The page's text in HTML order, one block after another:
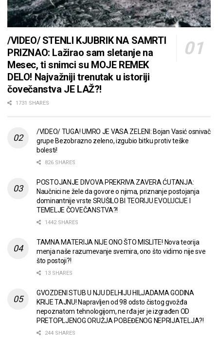
/VIDEO/ STENLI KJUBRIK NA SAMRTI
PRIZNAO: Lažirao sam sletanje na
Mesec, ti snimci su MOJE REMEK
DELO! Najvažniji trenutak u istoriji
čovečanstva JE LAŽ?!
1731 SHARES
/VIDEO/ TUGA! UMRO JE VASA ZELENI: Bojan Vasić osnivač
grupe Bezobrazno zeleno, izgubio bitku protiv teške
bolesti!
826 SHARES
POSTOJANJE DIVOVA PREKRIVA ZAVERA ĆUTANJA:
Naučnici ne žele da govore o njima, priznanje postojanja
dominantnije vrste SRUŠILO BI TEORIJU EVOLUCIJE I
TEMELJE ČOVEČANSTVA?!
1442 SHARES
TAMNA MATERIJA NIJE ONO ŠTO MISLITE! Nova teorija
menja naše razumevanje svemira, ono što vidimo nije sve
što postoji?!
13 SHARES
GVOZDENI STUB U NJU DELHIJU HILJADAMA GODINA
KRIJE TAJNU! Napravljen od 98 odsto čistog gvožđa
nepoznatom tehnologijom, ne rđa jer je izgrađen OD
PRETOPLJENOG ORUŽJA POBEĐENOG NEPRIJATELJA?!
244 SHARES